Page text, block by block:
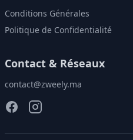
Conditions Générales
Politique de Confidentialité
Contact & Réseaux
contact@zweely.ma